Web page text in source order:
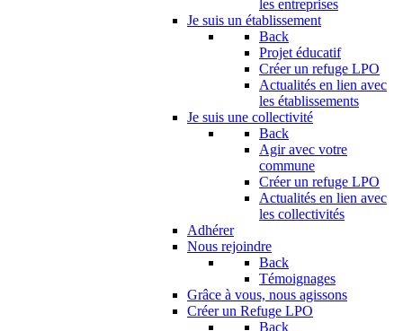
les entreprises
Je suis un établissement
Back
Projet éducatif
Créer un refuge LPO
Actualités en lien avec
les établissements
Je suis une collectivité
Back
Agir avec votre
commune
Créer un refuge LPO
Actualités en lien avec
les collectivités
Adhérer
Nous rejoindre
Back
Témoignages
Grâce à vous, nous agissons
Créer un Refuge LPO
Back